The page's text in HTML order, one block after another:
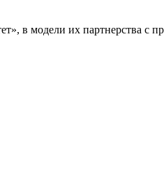
в модели их партнерства с